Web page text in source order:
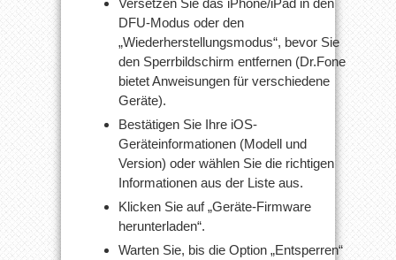
DFU-Modus oder den
„Wiederherstellungsmodus“, bevor Sie
den Sperrbildschirm entfernen (Dr.Fone
bietet Anweisungen für verschiedene
Geräte).
Bestätigen Sie Ihre iOS-
Geräteinformationen (Modell und
Version) oder wählen Sie die richtigen
Informationen aus der Liste aus.
Klicken Sie auf „Geräte-Firmware
herunterladen“.
Warten Sie, bis die Option „Entsperren“